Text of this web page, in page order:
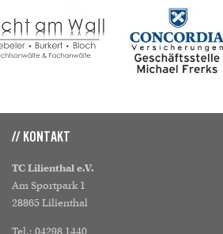
// KONTAKT
TC Lilienthal e.V.
Am Sportpark 1
28865 Lilienthal